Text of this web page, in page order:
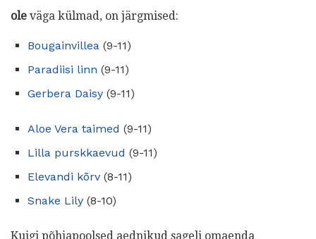
ole väga külmad, on järgmised:
Bougainvillea (9-11)
Paradiisi linn (9-11)
Gerbera Daisy (9-11)
Aloe Vera taimed (9-11)
Lilla purskkaevud (9-11)
Elevandi kõrv (8-11)
Snake Lily (8-10)
Kuigi põhjapoolsed aednikud sageli omaenda